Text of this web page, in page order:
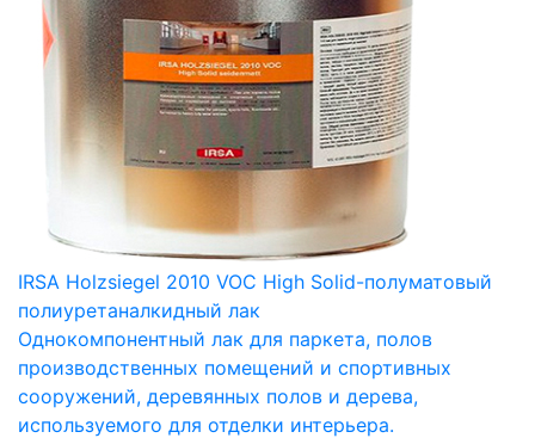
IRSA Holzsiegel 2010 VOC High Solid-полуматовый
полиуретаналкидный лак
Однокомпонентный лак для паркета, полов
производственных помещений и спортивных
сооружений, деревянных полов и дерева,
используемого для отделки интерьера.